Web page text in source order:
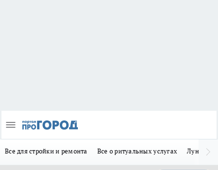
Все для стройки и ремонта Все о ритуальных услугах Лунно-